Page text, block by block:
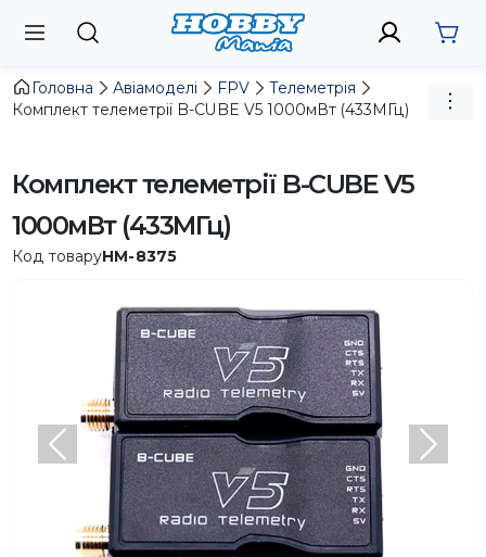
Головна Авіамоделі FPV
Телеметрія
Комплект телеметрії B-CUBE V5 1000мВт (433МГц)
Комплект телеметрії B-CUBE V5
1000мВт (433МГц)
Код товаруHM-8375
Попередній